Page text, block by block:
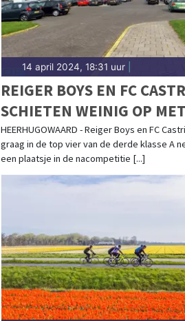
14 april 2024, 18:31 uur|
REIGER BOYS EN FC
SCHIETEN WEINIG OP
HEERHUGOWAARD - Reiger Boys en FC
graag in de top vier van de derde klasse A
een plaatsje in de nacompetitie [...]